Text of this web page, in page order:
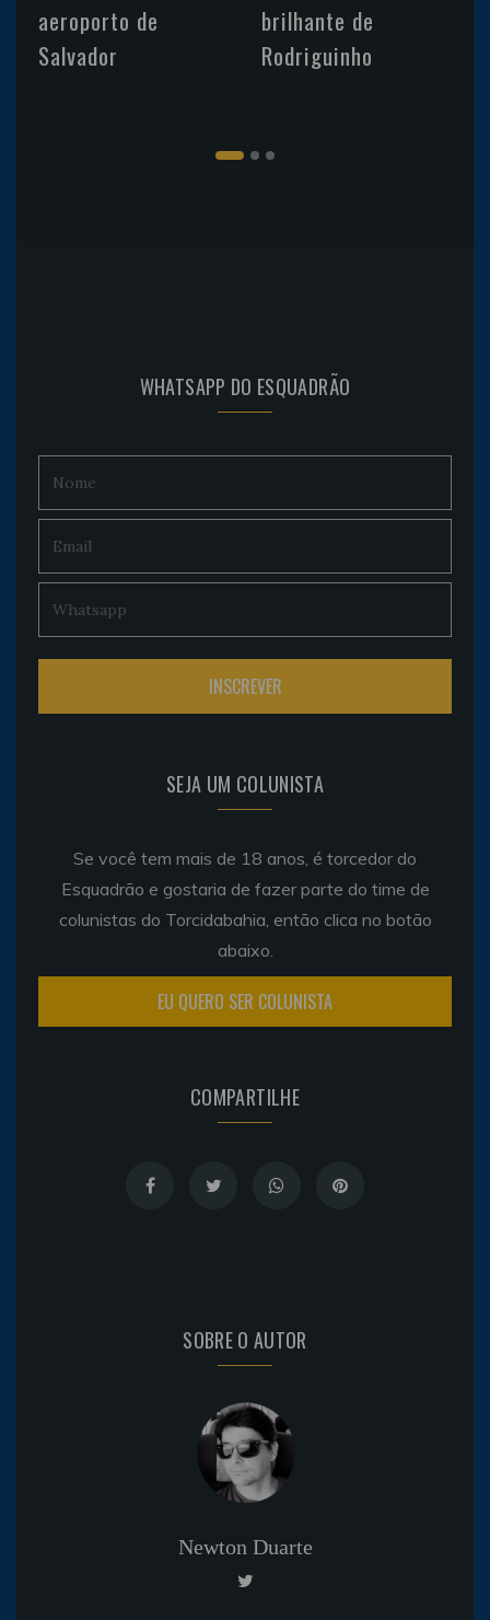
aeroporto de
Salvador
brilhante de
Rodriguinho
WHATSAPP DO ESQUADRÃO
SEJA UM COLUNISTA
Se você tem mais de 18 anos, é torcedor do
Esquadrão e gostaria de fazer parte do time de
colunistas do Torcidabahia, então clica no botão
abaixo.
EU QUERO SER COLUNISTA
COMPARTILHE
SOBRE O AUTOR
Newton Duarte